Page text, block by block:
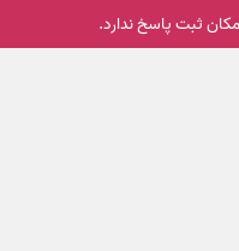
ثبت پاسخ ندارد.